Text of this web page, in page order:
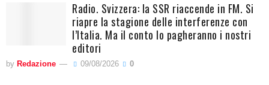
Radio. Svizzera: la SSR riaccende in FM. Si
riapre la stagione delle interferenze con
l’Italia. Ma il conto lo pagheranno i nostri
editori
by Redazione 09/08/2026 0